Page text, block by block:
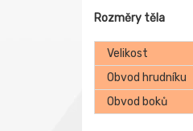
Rozměry těla
Velikost
Obvod hrudníku
Obvod boků